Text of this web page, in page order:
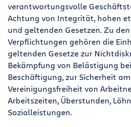
verantwortungsvolle
Achtung von Integrität, hohen
und geltenden Gesetzen. Zu
Verpflichtungen gehören die
geltenden Gesetze zur
Bekämpfung von Belästigung
Beschäftigung, zur Sicherheit
Vereinigungsfreiheit von
Arbeitszeiten, Überstunden,
Sozialleistungen.